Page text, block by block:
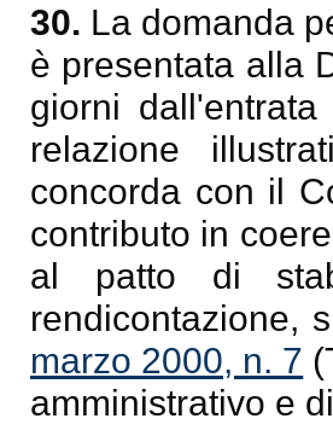
30. La domanda
è presentata alla
giorni
relazione
concorda con il
contributo in
al patto di
rendicontazione,
marzo 2000, n. 7
amministrativo e